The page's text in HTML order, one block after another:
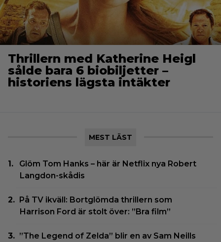
Thrillern med Katherine Heigl
sålde bara 6 biobiljetter –
historiens lägsta intäkter
MEST LÄST
Glöm Tom Hanks – här är Netflix nya Robert
Langdon-skådis
På TV ikväll: Bortglömda thrillern som
Harrison Ford är stolt över: ”Bra film”
”The Legend of Zelda” blir en av Sam Neills